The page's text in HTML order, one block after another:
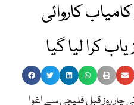
کاروائی
کرا لیا گیا
چار روز قبل فلیجی سے اغوا